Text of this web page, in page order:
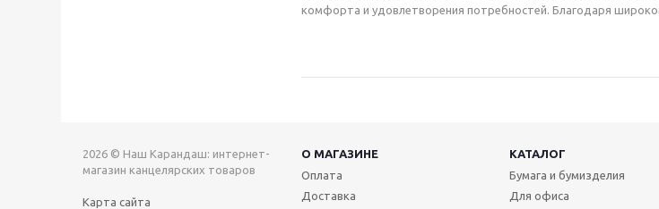
комфорта и удовлетворения потребностей. Благодаря
2026 © Наш Карандаш: интернет-
магазин канцелярских товаров
Карта сайта
О МАГАЗИНЕ
КАТАЛОГ
Оплата
Доставка
Бумага и бумизделия
Для офиса